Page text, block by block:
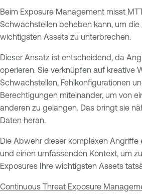
Beim Exposure Management misst
Schwachstellen beheben kann, um die
wichtigsten Assets zu unterbrechen.
Dieser Ansatz ist entscheidend, da
operieren. Sie verknüpfen auf kreative
Schwachstellen, Fehlkonfigurationen
Berechtigungen miteinander, um von
anderen zu gelangen. Das bringt sie
Daten heran.
Die Abwehr dieser komplexen Angriffe
und einen umfassenden Kontext, um
Exposures Ihre wichtigsten Assets
Continuous Threat Exposure